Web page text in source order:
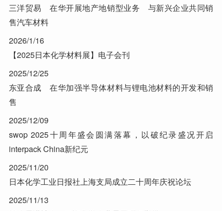
三洋贸易 在华开展地产地销型业务 与新兴企业共同销
售汽车材料
2026/1/16
【2025日本化学材料展】电子会刊
2025/12/25
东亚合成 在华加强半导体材料与锂电池材料的开发和销
售
2025/12/09
swop 2025十周年盛会圆满落幕，以破纪录盛况开启
interpack China新纪元
2025/11/20
日本化学工业日报社上海支局成立二十周年庆祝论坛
2025/11/13